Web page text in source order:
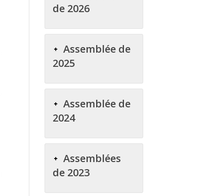
de 2026
Assemblée de
2025
Assemblée de
2024
Assemblées
de 2023